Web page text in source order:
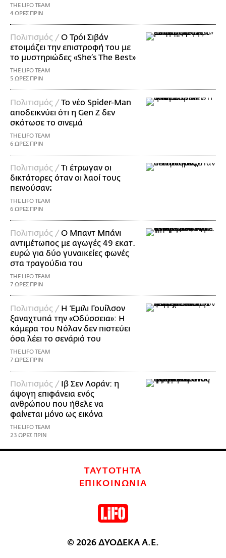
THE LIFO TEAM
4 ΩΡΕΣ ΠΡΙΝ
Πολιτισμός /Ο Τρόι Σιβάν
ετοιμάζει την επιστροφή του με
το μυστηριώδες «She’s The Best»
THE LIFO TEAM
5 ΩΡΕΣ ΠΡΙΝ
Πολιτισμός /Το νέο Spider-Man
αποδεικνύει ότι η Gen Z δεν
σκότωσε το σινεμά
THE LIFO TEAM
6 ΩΡΕΣ ΠΡΙΝ
Πολιτισμός /Τι έτρωγαν οι
δικτάτορες όταν οι λαοί τους
πεινούσαν;
THE LIFO TEAM
6 ΩΡΕΣ ΠΡΙΝ
Πολιτισμός /Ο Μπαντ Μπάνι
αντιμέτωπος με αγωγές 49 εκατ.
ευρώ για δύο γυναικείες φωνές
στα τραγούδια του
THE LIFO TEAM
7 ΩΡΕΣ ΠΡΙΝ
Πολιτισμός / Η Έμιλι Γουίλσον
ξαναχτυπά την «Οδύσσεια»: Η
κάμερα του Νόλαν δεν πιστεύει
όσα λέει το σενάριό του
THE LIFO TEAM
7 ΩΡΕΣ ΠΡΙΝ
Πολιτισμός / Ιβ Σεν Λοράν: η
άψογη επιφάνεια ενός
ανθρώπου που ήθελε να
φαίνεται μόνο ως εικόνα
THE LIFO TEAM
23 ΩΡΕΣ ΠΡΙΝ
ΤΑΥΤΟΤΗΤΑ
ΕΠΙΚΟΙΝΩΝΙΑ
© 2026 ΔΥΟΔΕΚΑ Α.Ε.